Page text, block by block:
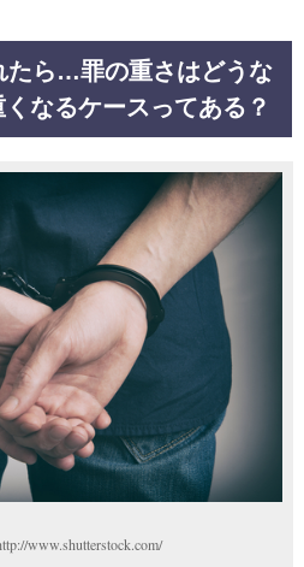
たら…罪の重さはどうな
なるケースってある？
www.shutterstock.com/